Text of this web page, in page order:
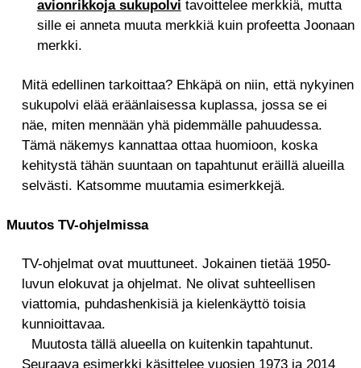
avionrikkoja sukupolvi tavoittelee merkkiä, mutta
sille ei anneta muuta merkkiä kuin profeetta Joonaan
merkki.
Mitä edellinen tarkoittaa? Ehkäpä on niin, että nykyinen
sukupolvi elää eräänlaisessa kuplassa, jossa se ei
näe, miten mennään yhä pidemmälle pahuudessa.
Tämä näkemys kannattaa ottaa huomioon, koska
kehitystä tähän suuntaan on tapahtunut eräillä alueilla
selvästi. Katsomme muutamia esimerkkejä.
Muutos TV-ohjelmissa
TV-ohjelmat ovat muuttuneet. Jokainen tietää 1950-
luvun elokuvat ja ohjelmat. Ne olivat suhteellisen
viattomia, puhdashenkisiä ja kielenkäyttö toisia
kunnioittavaa.
Muutosta tällä alueella on kuitenkin tapahtunut.
Seuraava esimerkki käsittelee vuosien 1973 ja 2014